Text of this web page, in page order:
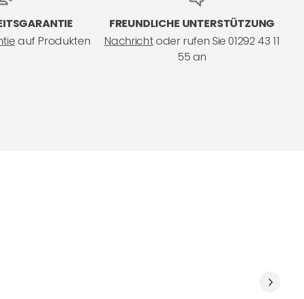
auf Produkten
FREUNDLICHE UNTERSTÜTZUNG
Nachricht oder rufen Sie 01292 43 11
55 an